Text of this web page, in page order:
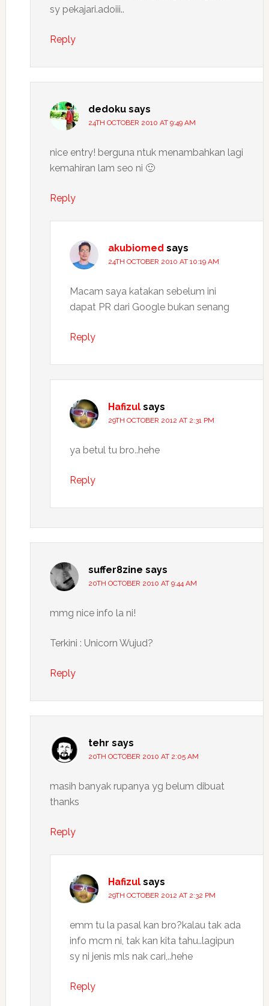
sy pekajari.adoiii..
Reply
dedoku says
24TH OCTOBER 2010 AT 9:49 AM
nice entry! berguna ntuk menambahkan lagi
kemahiran lam seo ni 🙂
Reply
akubiomed says
24TH OCTOBER 2010 AT 10:19 AM
Macam saya katakan sebelum ini
dapat PR dari Google bukan senang
Reply
Hafizul says
29TH OCTOBER 2012 AT 2:31 PM
ya betul tu bro..hehe
Reply
suffer8zine says
20TH OCTOBER 2010 AT 9:44 AM
mmg nice info la ni!
Terkini : Unicorn Wujud?
Reply
tehr says
20TH OCTOBER 2010 AT 2:05 AM
masih banyak rupanya yg belum dibuat
thanks
Reply
Hafizul says
29TH OCTOBER 2012 AT 2:32 PM
emm tu la pasal kan bro?kalau tak ada
info mcm ni, tak kan kita tahu..lagipun
sy ni jenis mls nak cari,..hehe
Reply